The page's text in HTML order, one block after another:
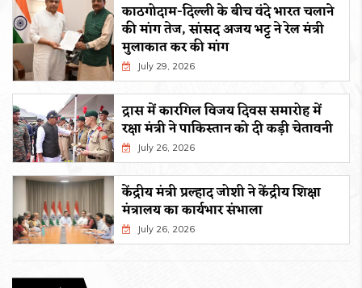
काठगोदाम-दिल्ली के बीच वंदे भारत चलाने
की मांग तेज, सांसद अजय भट्ट ने रेल मंत्री
मुलाकात कर की मांग
July 29, 2026
द्रास में कारगिल विजय दिवस समारोह में
रक्षा मंत्री ने पाकिस्तान को दी कड़ी चेतावनी
July 26, 2026
केंद्रीय मंत्री प्रल्हाद जोशी ने केंद्रीय शिक्षा
मंत्रालय का कार्यभार संभाला
July 26, 2026